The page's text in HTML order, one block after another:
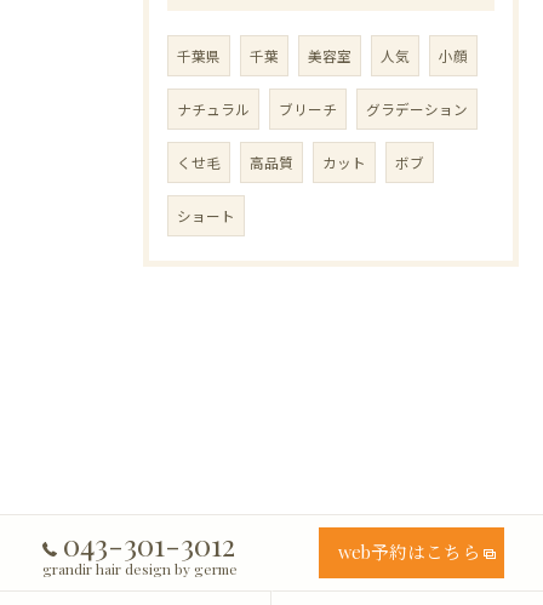
千葉県 千葉 美容室 人気 小顔
ナチュラル ブリーチ グラデーション
くせ毛 高品質 カット ボブ
ショート
043-301-3012
grandir hair design by germe
web予約はこちら